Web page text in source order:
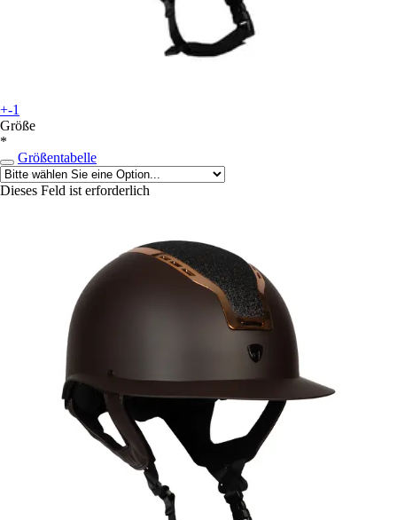
+-1
Größe
*
Größentabelle
Dieses Feld ist erforderlich